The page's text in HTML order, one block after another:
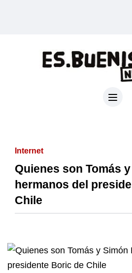
Internet
Quienes son Tomás
hermanos del
Chile